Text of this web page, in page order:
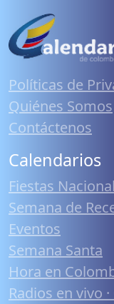
Políticas de
Quiénes Somos
Contáctenos
Calendarios
Fiestas
Semana de
Eventos
Semana Santa
Hora en
Radios en vivo